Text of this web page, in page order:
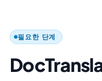
필요한 단계